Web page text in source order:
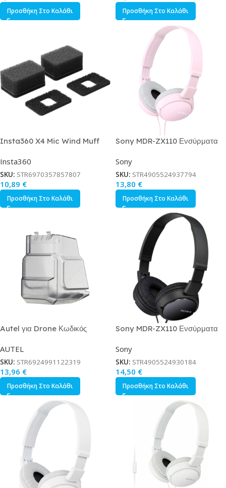
Προσθήκη Στο Καλάθι Προσθήκη Στο Καλάθι
Insta360 X4 Mic Wind Muff
Κωδικός CINSBBMR
Insta360
SKU: STR6970357857807
10,89 €
Προσθήκη Στο Καλάθι
Sony MDR-ZX110 Ενσύρματα
Sony
SKU: STR4905524937794
13,80 €
Προσθήκη Στο Καλάθι
Autel για Drone Κωδικός
AUTEL
SKU: STR6924991122319
13,96 €
Προσθήκη Στο Καλάθι
Sony MDR-ZX110 Ενσύρματα
Sony
SKU: STR4905524930184
14,50 €
Προσθήκη Στο Καλάθι